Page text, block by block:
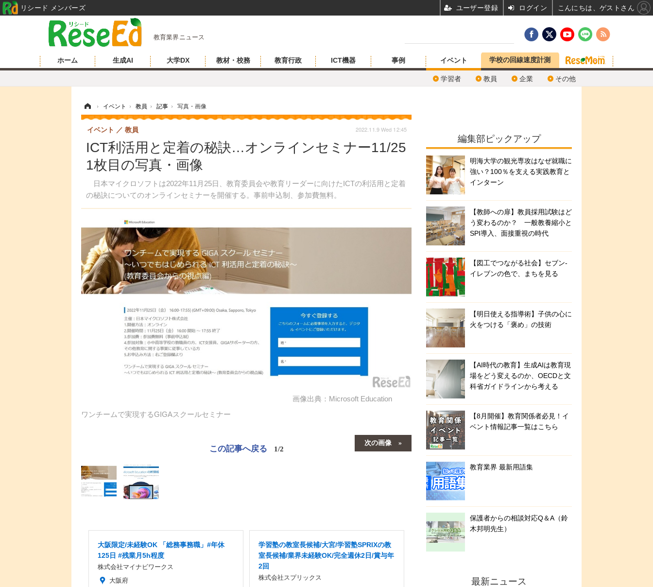
教育業界ニュース
ホーム 生成AI 大学DX 教材・校務 教育行政 ICT機器 事例 イベント
学習者 教員 企業 その他
学校の回線速度計測
› イベント › 教員 › 記事 › 写真・画像
ICT利活用と定着の秘訣…オンラインセミナー11/25
1枚目の写真・画像
日本マイクロソフトは2022年11月25日、教育委員会や教育リーダーに向けたICTの利活用と定着
の秘訣についてのオンラインセミナーを開催する。事前申込制、参加費無料。
イベント 教員 2022.11.9 Wed 12:45
画像出典：Microsoft Education
ワンチームで実現するGIGAスクールセミナー
次の画像
この記事へ戻る 1/2
大阪限定/未経験OK 「総務事務職」#年休
125日 #残業月5h程度
株式会社マイナビワークス
大阪府
学習塾の教室長候補/大宮/学習塾SPRIXの教
室長候補/業界未経験OK/完全週休2日/賞与年
2回
株式会社スプリックス
編集部ピックアップ
明海大学の観光専攻はなぜ就職に
強い？100％を支える実践教育と
インターン
【教師への扉】教員採用試験はど
う変わるのか？ 一般教養縮小と
SPI導入、面接重視の時代
【図工でつながる社会】セブン‐
イレブンの色で、まちを見る
【明日使える指導術】子供の心に
火をつける「褒め」の技術
【AI時代の教育】生成AIは教育現
場をどう変えるのか、OECDと文
科省ガイドラインから考える
【8月開催】教育関係者必見！イ
ベント情報記事一覧はこちら
教育業界 最新用語集
保護者からの相談対応Q＆A（鈴
木邦明先生）
最新ニュース
リシード メンバーズ ユーザー登録 ログイン こんにちは、ゲストさん